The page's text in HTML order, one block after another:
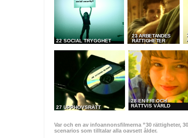
22 SOCIAL TRYGGHET
23 ARBETANDES
RÄTTIGHETER
27 UPPHOVSRÄTT
28 EN FRI OCH
RÄTTVIS VÄRLD
Var och en av infoannonsfilmerna ”30 rättigheter,
scenarios som tilltalar alla oavsett ålder.